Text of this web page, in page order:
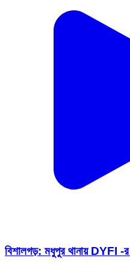
বিশালগড়: মধুপুর থানায় DYFI -